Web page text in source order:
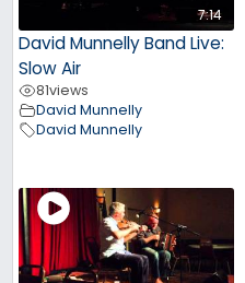
7:14
David Munnelly Band Live:
Slow Air
81views
David Munnelly
David Munnelly